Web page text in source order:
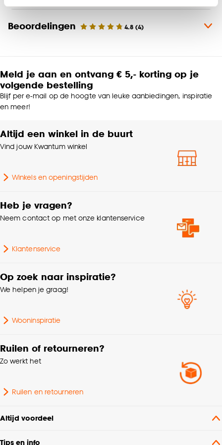
van alle cookies, of klik op ‘weigeren’ om alleen de
klikken.
Goed om te weten is dat je deze keuze altijd nog
kan aanpassen, bekijk hiervoor onze
Materiaal Aluminium
Breedte 330 CM
Lamelbreedte
Garantietermijn 24 maanden
Handmatig, Elektrisch
Montage materiaal Inclusief
Kenmerken
Wasvoorschriften
Samenstelling
Collectie
Beoordelingen 4.8 (4)
Meld je aan en ontvang € 5,- korting op je
volgende bestelling
Blijf per e-mail op de hoogte van leuke aanbiedingen, inspiratie
en meer!
Altijd een winkel in de buurt
Vind jouw Kwantum winkel
Winkels en openingstijden
Heb je vragen?
Neem contact op met onze klantenservice
Klantenservice
Op zoek naar inspiratie?
We helpen je graag!
Wooninspiratie
Ruilen of retourneren?
Zo werkt het
Ruilen en retourneren
Altijd voordeel
Tips en info